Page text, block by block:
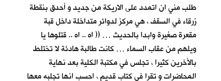
طلب مني ان اتمدد على الاريكة من جديد و أحدق بنقطة
زرقاء في السقف ، هي مركز لدوائر متداخلة داخل قبة
مقعرة صغيرة وابدا بالحديث … (( اه .. اه .. قتلوها يا
ويلهم من عقاب السماء … كانت طالبة هادئة لا تختلط
بالأخرين كثيرا ، تجلس في مكتبة الكلية بعد نهاية
المحاضرات و تقرا في كتاب قديم ، احسب انها تجلبه معها